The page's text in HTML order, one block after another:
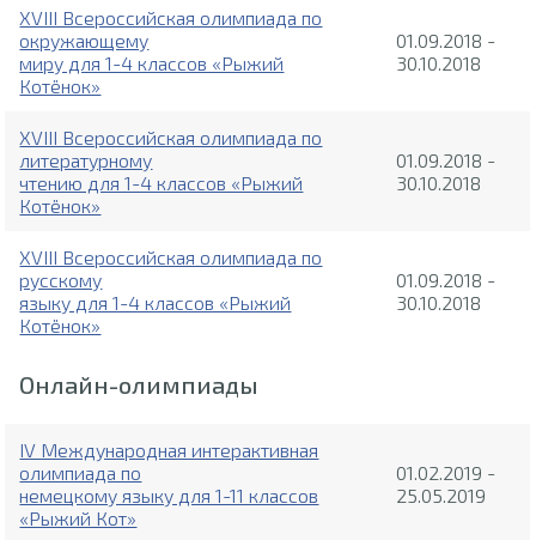
XVIII Всероссийская олимпиада по
окружающему
миру для 1-4 классов «Рыжий
Котёнок»
01.09.2018 -
30.10.2018
XVIII Всероссийская олимпиада по
литературному
чтению для 1-4 классов «Рыжий
Котёнок»
01.09.2018 -
30.10.2018
XVIII Всероссийская олимпиада по
русскому
языку для 1-4 классов «Рыжий
Котёнок»
01.09.2018 -
30.10.2018
Онлайн-олимпиады
IV Международная интерактивная
олимпиада по
немецкому языку для 1-11 классов
«Рыжий Кот»
01.02.2019 -
25.05.2019